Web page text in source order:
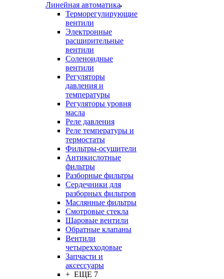
Линейная автоматика
Терморегулирующие
вентили
Электронные
расширительные
вентили
Соленоидные
вентили
Регуляторы
давления и
температуры
Регуляторы уровня
масла
Реле давления
Реле температуры и
термостаты
Фильтры-осушители
Антикислотные
фильтры
Разборные фильтры
Сердечники для
разборных фильтров
Маслянные фильтры
Смотровые стекла
Шаровые вентили
Обратные клапаны
Вентили
четырехходовые
Запчасти и
аксессуары
+ ЕЩЕ 7